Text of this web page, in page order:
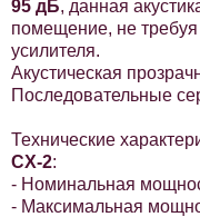
95 дБ, данная
помещение, не
усилителя.
Акустическая
Последовательные
Технические
CX-2:
- Номинальная
- Максимальная